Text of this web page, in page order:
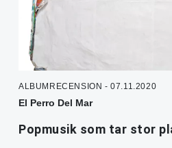
ALBUMRECENSION - 07.11.2020
El Perro Del Mar
Popmusik som tar stor